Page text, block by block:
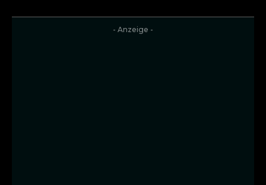
- Anzeige -